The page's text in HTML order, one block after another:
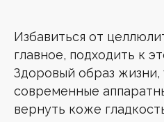
Избавиться от
главное, подходить к
Здоровый образ жизни,
современные
вернуть коже